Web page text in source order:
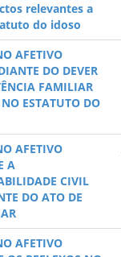
relevantes a
do idoso
AFETIVO
DO DEVER
FAMILIAR
ESTATUTO DO
AFETIVO
A
CIVIL
DO ATO DE
AFETIVO